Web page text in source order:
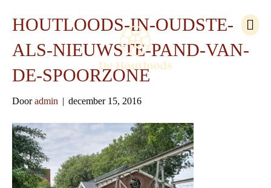
M
e
HOUTLOODS-IN-OUDSTE-
ALS-NIEUWSTE-PAND-VAN-
DE-SPOORZONE
Dooradmin | december 15, 2016